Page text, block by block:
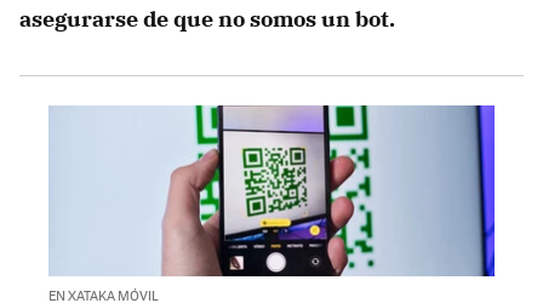
asegurarse de que no somos un bot.
EN XATAKA MÓVIL